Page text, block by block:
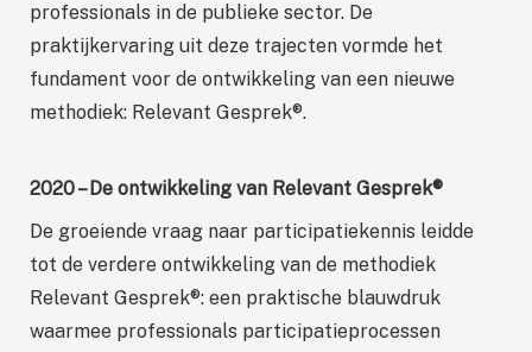
professionals in de publieke sector. De
praktijkervaring uit deze trajecten vormde het
fundament voor de ontwikkeling van een nieuwe
methodiek: Relevant Gesprek®.
2020 – De ontwikkeling van Relevant Gesprek®
De groeiende vraag naar participatiekennis leidde
tot de verdere ontwikkeling van de methodiek
Relevant Gesprek®: een praktische blauwdruk
waarmee professionals participatieprocessen